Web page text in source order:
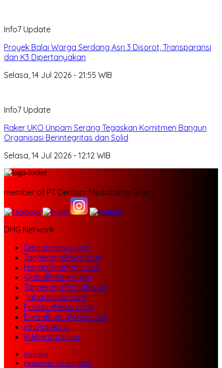
Info7 Update
Proyek Balai Warga Serdang Asri 3 Disorot, Transparansi
dan K3 Dipertanyakan
Selasa, 14 Jul 2026 - 21:55 WIB
Info7 Update
Raker UKO Unpam Serang Tegaskan Komitmen Bangun
Organisasi Berintegritas dan Solid
Selasa, 14 Jul 2026 - 12:12 WIB
member of PT. Dentum Mediatama Grup
DMG Network
DentumNews.com
TangerangNews.co.id
HarianSinarPagi.com
GlobalBanten.com
TangerangTengah.com
JabarInside.com
PoskotaNews.co.id
BeritaBuanaNews.co.id
InfoPublik.co
Klikberitatv.com
Redaksi
Pedoman Media Siber